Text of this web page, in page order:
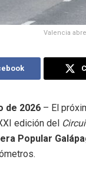
Valencia
de 2026 – El
edición del
Popular